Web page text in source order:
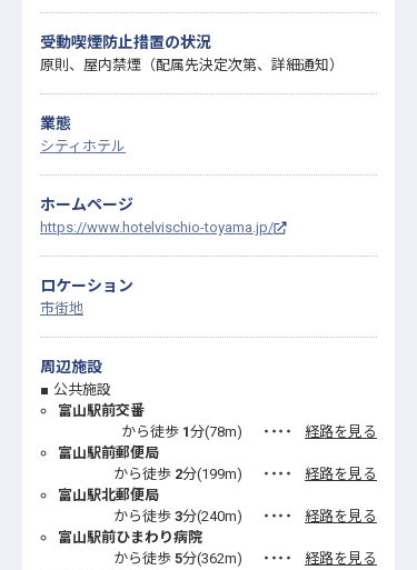
受動喫煙防止措置の状況
原則、屋内禁煙（配属先決定次第、詳細通知）
業態
シティホテル
ホームページ
https://www.hotelvischio-toyama.jp/
ロケーション
市街地
周辺施設
公共施設
富山駅前交番
から徒歩 1分(78m) ・・・・
経路を見る
富山駅前郵便局
から徒歩 2分(199m) ・・・・
経路を見る
富山駅北郵便局
から徒歩 3分(240m) ・・・・
経路を見る
富山駅前ひまわり病院
から徒歩 5分(362m) ・・・・
経路を見る